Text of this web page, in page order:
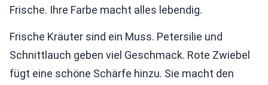
Frische. Ihre Farbe macht alles lebendig.
Frische Kräuter sind ein Muss. Petersilie und
Schnittlauch geben viel Geschmack. Rote Zwiebel
fügt eine schöne Schärfe hinzu. Sie macht den